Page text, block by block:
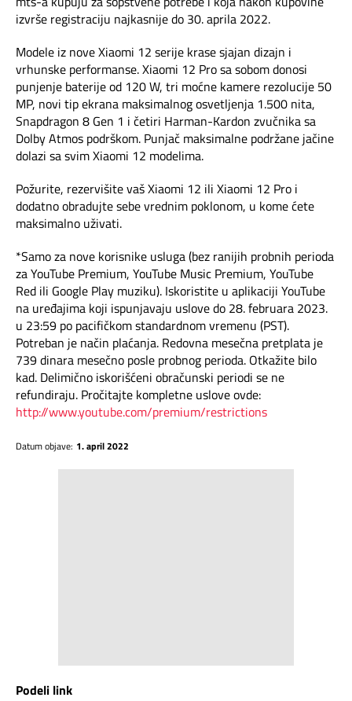
izvrše registraciju najkasnije do 30. aprila 2022.
Modele iz nove Xiaomi 12 serije krase sjajan dizajn i
vrhunske performanse. Xiaomi 12 Pro sa sobom donosi
punjenje baterije od 120 W, tri moćne kamere rezolucije 50
MP, novi tip ekrana maksimalnog osvetljenja 1.500 nita,
Snapdragon 8 Gen 1 i četiri Harman-Kardon zvučnika sa
Dolby Atmos podrškom. Punjač maksimalne podržane jačine
dolazi sa svim Xiaomi 12 modelima.
Požurite, rezervišite vaš Xiaomi 12 ili Xiaomi 12 Pro i
dodatno obradujte sebe vrednim poklonom, u kome ćete
maksimalno uživati.
*Samo za nove korisnike usluga (bez ranijih probnih perioda
za YouTube Premium, YouTube Music Premium, YouTube
Red ili Google Play muziku). Iskoristite u aplikaciji YouTube
na uređajima koji ispunjavaju uslove do 28. februara 2023.
u 23:59 po pacifičkom standardnom vremenu (PST).
Potreban je način plaćanja. Redovna mesečna pretplata je
739 dinara mesečno posle probnog perioda. Otkažite bilo
kad. Delimično iskorišćeni obračunski periodi se ne
refundiraju. Pročitajte kompletne uslove ovde:
http://www.youtube.com/premium/restrictions
Datum objave: 1. april 2022
Podeli link